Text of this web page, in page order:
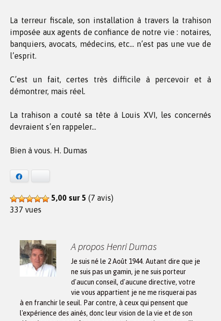
La terreur fiscale, son installation à travers la trahison
imposée aux agents de confiance de notre vie : notaires,
banquiers, avocats, médecins, etc… n’est pas une vue de
l’esprit.
C’est un fait, certes très difficile à percevoir et à
démontrer, mais réel.
La trahison a couté sa tête à Louis XVI, les concernés
devraient s’en rappeler…
Bien à vous. H. Dumas
5,00 sur 5 (7 avis)
337 vues
A propos Henri Dumas
Je suis né le 2 Août 1944. Autant dire que je
ne suis pas un gamin, je ne suis porteur
d'aucun conseil, d'aucune directive, votre
vie vous appartient je ne me risquerai pas
à en franchir le seuil. Par contre, à ceux qui pensent que
l'expérience des ainés, donc leur vision de la vie et de son